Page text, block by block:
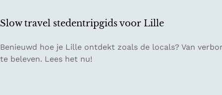
n
a
e
n
Slow travel stedentripgids voor Lille
S
l
Benieuwd hoe je Lille ontdekt zoals de locals? Van
te beleven. Lees het nu!